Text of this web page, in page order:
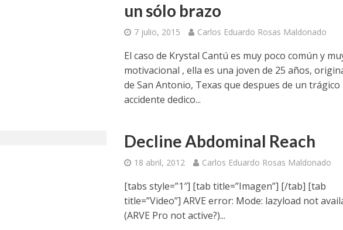
un sólo brazo
7 julio, 2015 Carlos Eduardo Rosas Maldonado
El caso de Krystal Cantú es muy poco común y
motivacional , ella es una joven de 25 años,
de San Antonio, Texas que despues de un trágico
accidente dedico...
Decline Abdominal Reach
18 abril, 2012 Carlos Eduardo Rosas Maldonado
[tabs style=”1″] [tab title=”Imagen”] [/tab] [tab
title=”Video”] ARVE error: Mode: lazyload not
(ARVE Pro not active?)...